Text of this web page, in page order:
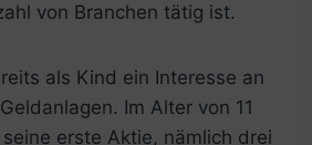
von Branchen tätig ist.
als Kind ein Interesse an
Im Alter von 11
erste Aktie, nämlich drei